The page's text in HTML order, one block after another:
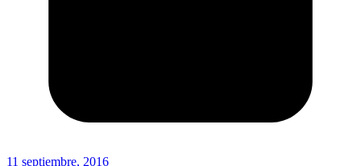
11 septiembre, 2016